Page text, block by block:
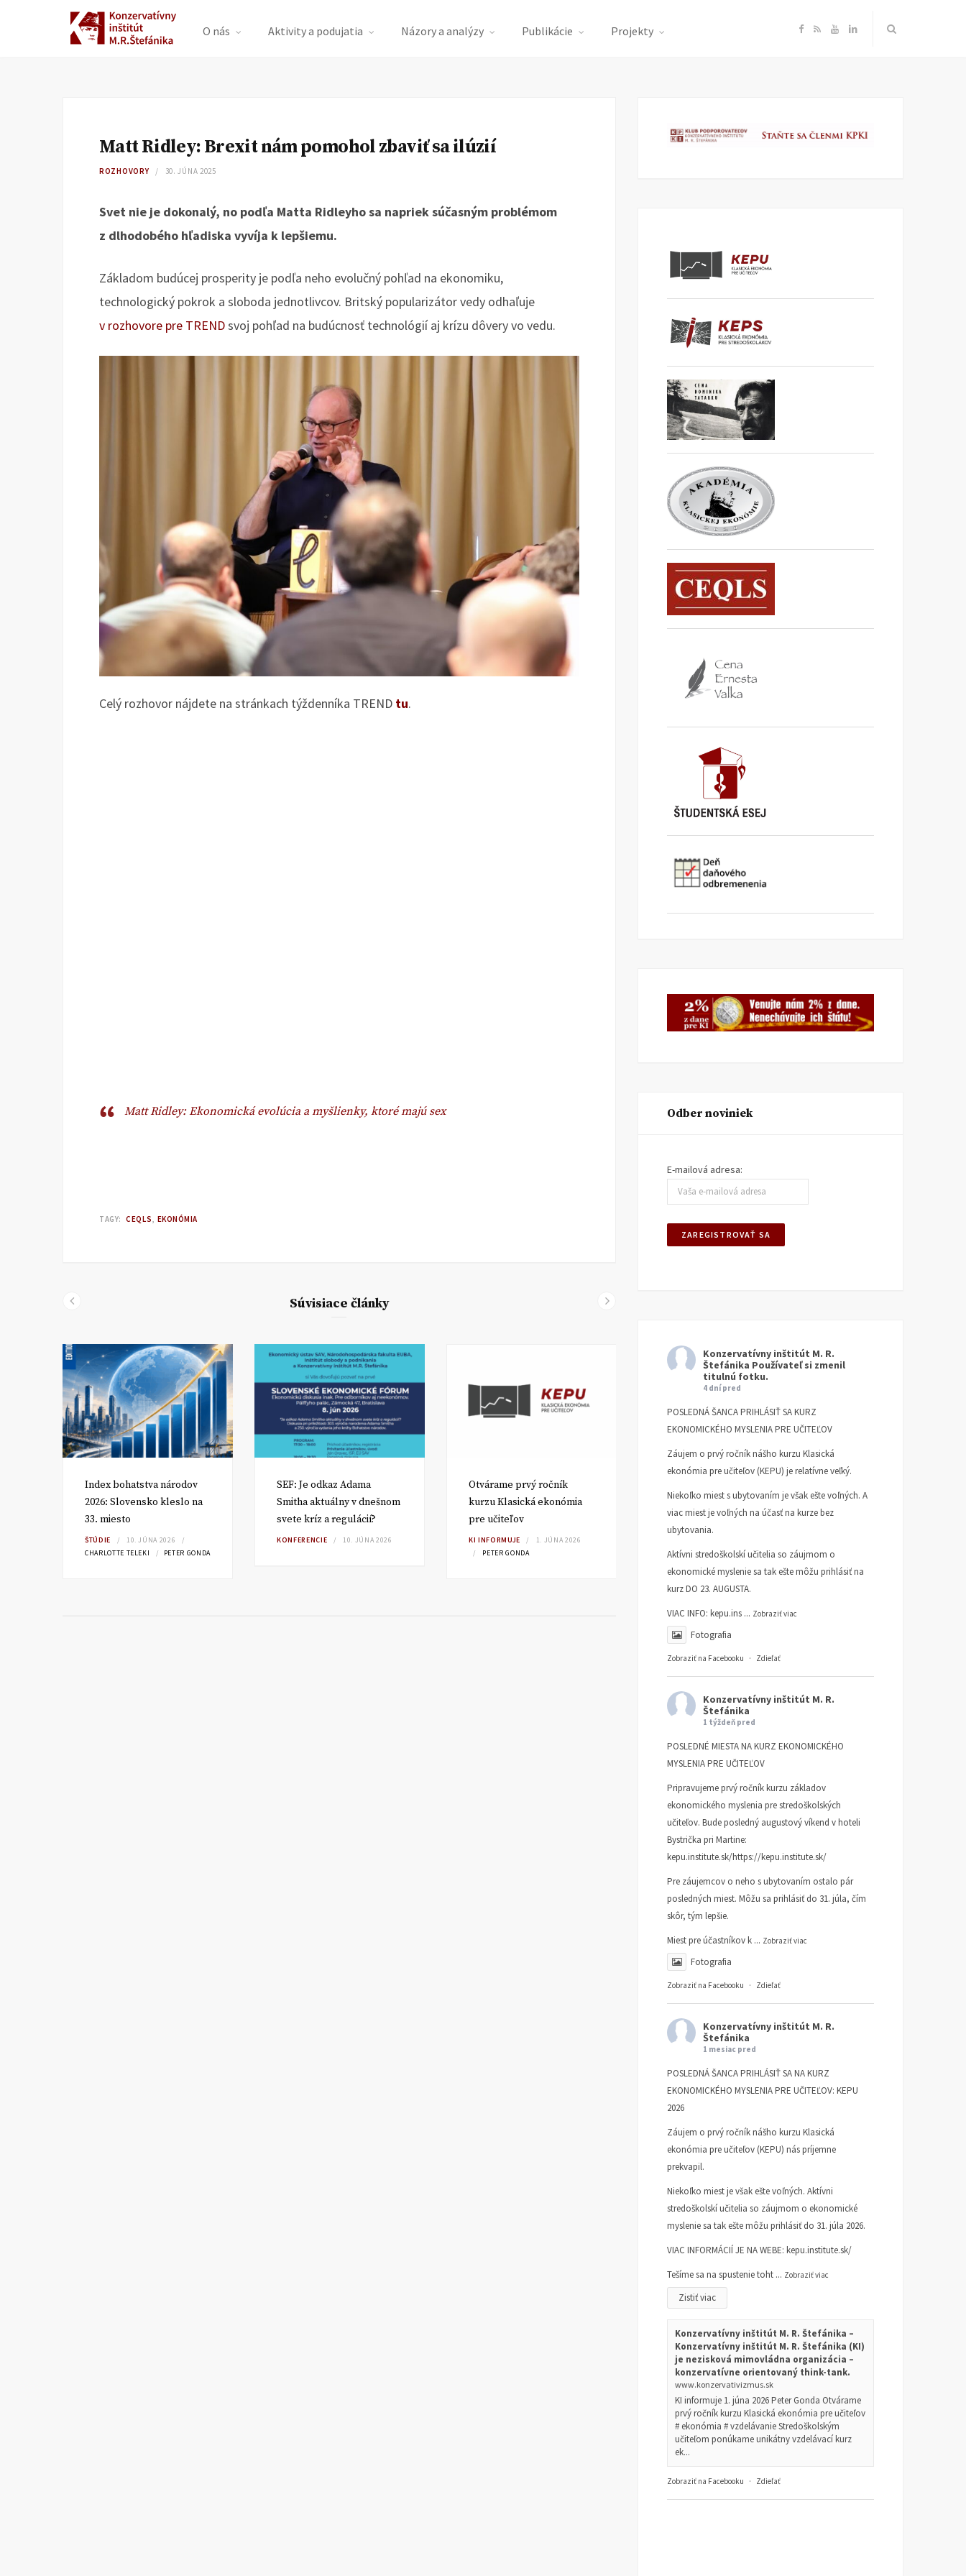
O nás Aktivity a podujatia Názory a analýzy Publikácie Projekty F
e
R Y
T
L
k
Matt Ridley: Brexit nám pomohol zbaviť sa ilúzií
ROZHOVORY 30. JÚNA 2025
Svet nie je dokonalý, no podľa Matta Ridleyho sa napriek súčasným problémom
z dlhodobého hľadiska vyvíja k lepšiemu.
Základom budúcej prosperity je podľa neho evolučný pohľad na ekonomiku,
technologický pokrok a sloboda jednotlivcov. Britský popularizátor vedy odhaľuje
v rozhovore pre TRENDsvoj pohľad na budúcnosť technológií aj krízu dôvery vo vedu.
Celý rozhovor nájdete na stránkach týždenníka TREND tu.
Matt Ridley: Ekonomická evolúcia a myšlienky, ktoré majú sex
TAGY: CEQLS EKONÓMIA
Súvisiace články
Index bohatstva národov
2026: Slovensko kleslo na
33. miesto
ŠTÚDIE
10. JÚNA 2026
CHARLOTTE TELEKI
PETER GONDA
SEF: Je odkaz Adama
Smitha aktuálny v dnešnom
svete kríz a regulácií?
KONFERENCIE 10. JÚNA 2026
Otvárame prvý ročník
kurzu Klasická ekonómia
pre učiteľov
KI INFORMUJE
1. JÚNA 2026
PETER GONDA
znalosťou základov
ekonomického myslenia
PETER GONDA
Odber noviniek
E-mailová adresa:
Konzervatívny inštitút M. R.
Štefánika Používateľ si zmenil
titulnú fotku.
4 dní pred
POSLEDNÁ ŠANCA PRIHLÁSIŤ SA KURZ
EKONOMICKÉHO MYSLENIA PRE UČITEĽOV
Záujem o prvý ročník nášho kurzu Klasická
ekonómia pre učiteľov (KEPU) je relatívne veľký.
Niekoľko miest s ubytovaním je však ešte voľných. A
viac miest je voľných na účasť na kurze bez
ubytovania.
Aktívni stredoškolskí učitelia so záujmom o
ekonomické myslenie sa tak ešte môžu prihlásiť na
kurz DO 23. AUGUSTA.
VIAC INFO: kepu.ins ... Zobraziť viac
Fotografia
Zobraziť na Facebooku · Zdieľať
Konzervatívny inštitút M. R.
Štefánika
1 týždeň pred
POSLEDNÉ MIESTA NA KURZ EKONOMICKÉHO
MYSLENIA PRE UČITEĽOV
Pripravujeme prvý ročník kurzu základov
ekonomického myslenia pre stredoškolských
učiteľov. Bude posledný augustový víkend v hoteli
Bystrička pri Martine:
kepu.institute.sk/https://kepu.institute.sk/
Pre záujemcov o neho s ubytovaním ostalo pár
posledných miest. Môžu sa prihlásiť do 31. júla, čím
skôr, tým lepšie.
Miest pre účastníkov k ... Zobraziť viac
Fotografia
Zobraziť na Facebooku · Zdieľať
Konzervatívny inštitút M. R.
Štefánika
1 mesiac pred
POSLEDNÁ ŠANCA PRIHLÁSIŤ SA NA KURZ
EKONOMICKÉHO MYSLENIA PRE UČITEĽOV: KEPU
2026
Záujem o prvý ročník nášho kurzu Klasická
ekonómia pre učiteľov (KEPU) nás príjemne
prekvapil.
Niekoľko miest je však ešte voľných. Aktívni
stredoškolskí učitelia so záujmom o ekonomické
myslenie sa tak ešte môžu prihlásiť do 31. júla 2026.
VIAC INFORMÁCIÍ JE NA WEBE: kepu.institute.sk/
Tešíme sa na spustenie toht ... Zobraziť viac
Zistiť viac
Konzervatívny inštitút M. R. Štefánika –
Konzervatívny inštitút M. R. Štefánika (KI)
je nezisková mimovládna organizácia –
konzervatívne orientovaný think-tank.
www.konzervativizmus.sk
KI informuje 1. júna 2026 Peter Gonda Otvárame
prvý ročník kurzu Klasická ekonómia pre učiteľov
# ekonómia # vzdelávanie Stredoškolským
učiteľom ponúkame unikátny vzdelávací kurz
ek...
Zobraziť na Facebooku · Zdieľať